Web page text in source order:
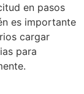
en pasos
es importante
cargar
para